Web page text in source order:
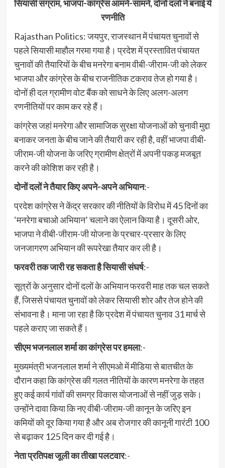
सियासी संग्राम, भाजपा-कांग्रेस आमने-सामने, दोनों दलों ने बनाई ये
रणनीति
Rajasthan Politics: जयपुर, राजस्थान में पंचायत चुनावों से
पहले सियासी माहौल गरमा गया है। प्रदेश में प्रस्तावित पंचायत
चुनावों की तैयारियों के बीच मनरेगा बनाम वीबी-जीराम-जी को लेकर
भाजपा और कांग्रेस के बीच राजनीतिक टकराव तेज हो गया है।
दोनों ही दल ग्रामीण वोट बैंक को साधने के लिए अलग-अलग
रणनीतियों पर काम कर रहे हैं।
कांग्रेस जहां मनरेगा और सामाजिक सुरक्षा योजनाओं को चुनावी मुद्दा
बनाकर जनता के बीच जाने की तैयारी कर रही है, वहीं भाजपा वीबी-
जीराम-जी योजना के जरिए ग्रामीण क्षेत्रों में अपनी पकड़ मजबूत
करने की कोशिश कर रही है।
दोनों दलों ने तैयार किए अपने-अपने अभियान:-
प्रदेश कांग्रेस ने केंद्र सरकार की नीतियों के विरोध में 45 दिनों का
‘मनरेगा बचाओ अभियान’ चलाने का ऐलान किया है। दूसरी ओर,
भाजपा ने वीबी-जीराम-जी योजना के प्रचार-प्रसार के लिए
जनजागरण अभियान की रूपरेखा तैयार कर ली है।
फरवरी तक जारी रह सकता है सियासी संघर्ष:-
सूत्रों के अनुसार दोनों दलों के अभियान फरवरी माह तक चल सकते
हैं, जिससे पंचायत चुनावों को लेकर सियासी शोर और तेज होने की
संभावना है। माना जा रहा है कि प्रदेश में पंचायत चुनाव 31 मार्च से
पहले कराए जा सकते हैं।
सीएम भजनलाल शर्मा का कांग्रेस पर हमला:-
मुख्यमंत्री भजनलाल शर्मा ने सीएमओ में मीडिया से बातचीत के
दौरान कहा कि कांग्रेस की गलत नीतियों के कारण मनरेगा के तहत
हुए कई कार्य गांवों की समग्र विकास योजनाओं से नहीं जुड़ सके।
उन्होंने दावा किया कि नए वीबी-जीराम-जी कानून के जरिए इन
कमियों को दूर किया गया है और अब रोजगार की कानूनी गारंटी 100
से बढ़ाकर 125 दिन कर दी गई है।
नेता प्रतिपक्ष जूली का तीखा पलटवार:-